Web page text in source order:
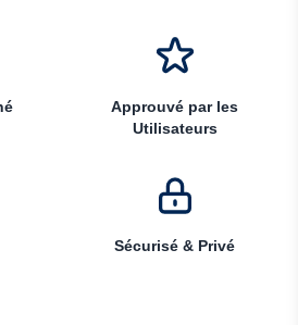
Approuvé par les
Utilisateurs
Sécurisé & Privé